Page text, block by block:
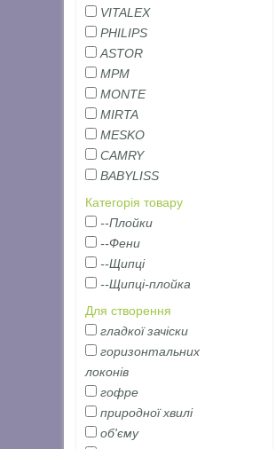
VITALEX
PHILIPS
ASTOR
MPM
MONTE
MIRTA
MESKO
CAMRY
BABYLISS
Категорія товару
--Плойки
--Фени
--Щипці
--Щипці-плойка
Для створення
гладкої зачіски
горизонтальних
локонів
гофре
природної хвилі
об'єму